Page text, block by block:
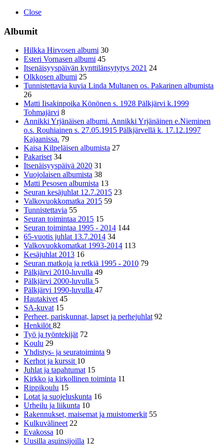
Close
Albumit
Hilkka Hirvosen albumi 30
Esteri Vornasen albumi 45
Itsenäisyyspäivän kynttilänsytytys 2021 24
Olkkosen albumi 25
Tunnistettavia kuvia Linda Multanen os. Pakarinen albumista
26
Matti Iisakinpoika Könönen s. 1928 Pälkjärvi k.1999
Tohmajärvi 8
Annikki Yrjänäisen albumi. Annikki Yrjänäinen e.Nieminen
o.s. Rouhiainen s. 27.05.1915 Pälkjärvellä k. 17.12.1997
Kajaanissa. 79
Kaisa Kilpeläisen albumista 27
Pakariset 34
Itsenäisyyspäivä 2020 31
Vuojolaisen albumista 38
Matti Pesosen albumista 13
Seuran kesäjuhlat 12.7.2015 23
Valkovuokkomatka 2015 59
Tunnistettavia 55
Seuran toimintaa 2015 15
Seuran toimintaa 1995 - 2014 144
65-vuotis juhlat 13.7.2014 34
Valkovuokkomatkat 1993-2014 113
Kesäjuhlat 2013 16
Seuran matkoja ja retkiä 1995 - 2010 79
Pälkjärvi 2010-luvulla 49
Pälkjärvi 2000-luvulla 5
Pälkjärvi 1990-luvulla 47
Hautakivet 45
SA-kuvat 15
Perheet, pariskunnat, lapset ja perhejuhlat 92
Henkilöt82
Työ ja työntekijät 72
Koulu 29
Yhdistys- ja seuratoiminta 9
Kerhot ja kurssit 10
Juhlat ja tapahtumat 15
Kirkko ja kirkollinen toiminta 11
Rippikoulu 15
Lotat ja suojeluskunta 16
Urheilu ja liikunta 10
Rakennukset, maisemat ja muistomerkit 55
Kulkuvälineet 22
Evakossa 10
Uusilla asuinsijoilla 12